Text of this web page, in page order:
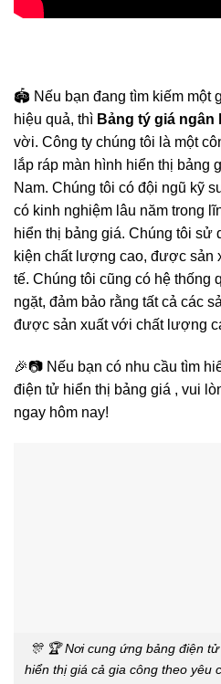
🏟️ Nếu bạn đang tìm kiếm một
hiệu quả, thì Bảng tý giá ngân
vời. Công ty chúng tôi là một
lắp ráp màn hình hiển thị bảng
Nam. Chúng tôi có đội ngũ kỹ
có kinh nghiệm lâu năm trong
hiển thị bảng giá. Chúng tôi sử
kiện chất lượng cao, được sản
tế. Chúng tôi cũng có hệ thống
ngặt, đảm bảo rằng tất cả các
được sản xuất với chất lượng
🎉📷 Nếu bạn có nhu cầu tìm
điện tử hiển thị bảng giá , vui
ngay hôm nay!
🎊 🏆 Nơi cung ứng bảng điện
hiển thị giá cả gia công theo yêu